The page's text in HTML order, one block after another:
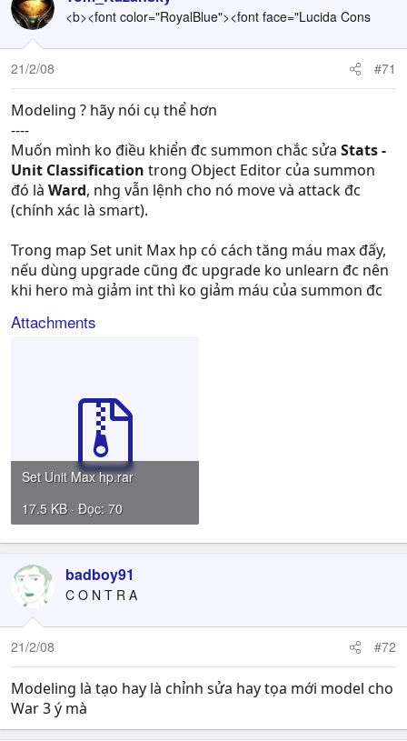
<b><font color="RoyalBlue"><font face="Lucida Cons
21/2/08 #71
Modeling ? hãy nói cụ thể hơn
----
Muốn mình ko điều khiển đc summon chắc sửa Stats -
Unit Classification trong Object Editor của summon
đó là Ward, nhg vẫn lệnh cho nó move và attack đc
(chính xác là smart).
Trong map Set unit Max hp có cách tăng máu max đấy,
nếu dùng upgrade cũng đc upgrade ko unlearn đc nên
khi hero mà giảm int thì ko giảm máu của summon đc
Attachments
Set Unit Max hp.rar
17.5 KB · Đọc: 70
badboy91
C O N T R A
21/2/08 #72
Modeling là tạo hay là chỉnh sửa hay tọa mới model cho
War 3 ý mà